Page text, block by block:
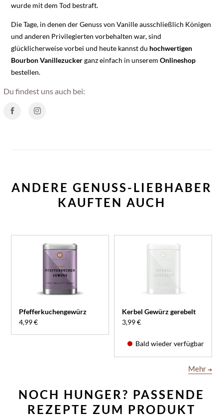
wurde mit dem Tod bestraft.
Die Tage, in denen der Genuss von Vanille ausschließlich Königen
und anderen Privilegierten vorbehalten war, sind
glücklicherweise vorbei und heute kannst du hochwertigen
Bourbon Vanillezuckerganz einfach in unseremOnlineshop
bestellen.
Du findest uns auch bei:
ANDERE GENUSS-LIEBHABER
KAUFTEN AUCH
Pfefferkuchengewürz
4,99 €
Kerbel Gewürz gerebelt
3,99 €
Bald wieder verfügbar
Mehr ➔
NOCH HUNGER? PASSENDE
REZEPTE ZUM PRODUKT